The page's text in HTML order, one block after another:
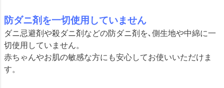
防ダニ剤を一切使用していません
ダニ忌避剤や殺ダニ剤などの防ダニ剤を､側生地や中綿に一
切使用していません。
赤ちゃんやお肌の敏感な方にも安心してお使いいただけま
す。